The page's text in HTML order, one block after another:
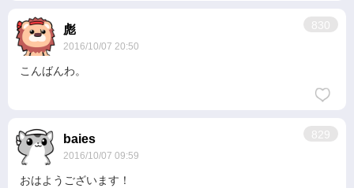
彪
2016/10/07 20:50
830
こんばんわ。
baies
2016/10/07 09:59
829
おはようございます！